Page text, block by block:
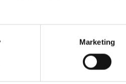
Marketing